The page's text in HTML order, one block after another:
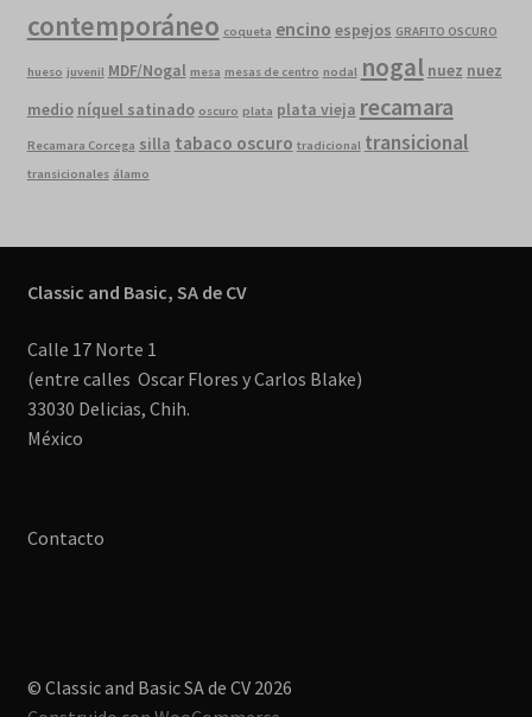
contemporáneo coqueta encino espejos GRAFITO OSCURO
hueso juvenil MDF/Nogal mesa mesas de centro nodal nogal nuez nuez
medio níquel satinado oscuro plata plata vieja recamara
Recamara Corcega silla tabaco oscuro tradicional transicional
transicionales álamo
Classic and Basic, SA de CV
Calle 17 Norte 1
(entre calles Oscar Flores y Carlos Blake)
33030 Delicias, Chih.
México
Contacto
© Classic and Basic SA de CV 2026